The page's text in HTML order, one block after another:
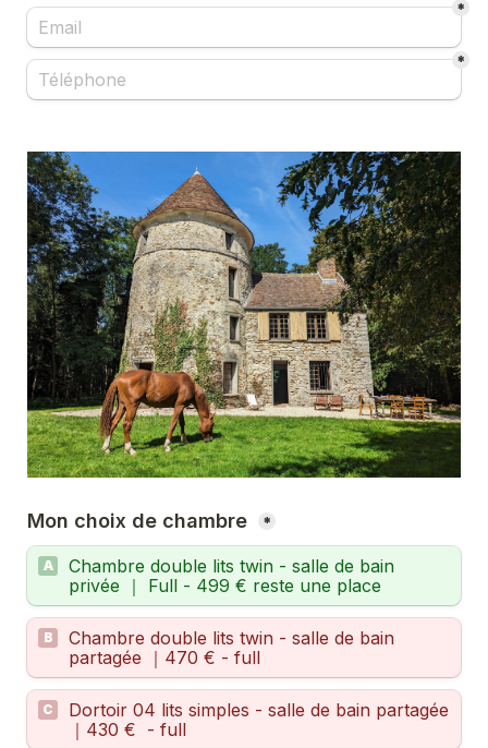
*
*
Mon choix de chambre *
A
Chambre double lits twin - salle de bain
B
Chambre double lits twin - salle de bain
partagée ｜470 € - full
C
Dortoir 04 lits simples - salle de bain partagée
｜430 €  - full